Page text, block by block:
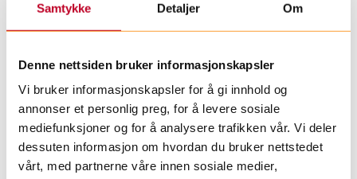
Samtykke Detaljer Om
Denne nettsiden bruker informasjonskapsler
Vi bruker informasjonskapsler for å gi innhold og
annonser et personlig preg, for å levere sosiale
mediefunksjoner og for å analysere trafikken vår. Vi deler
dessuten informasjon om hvordan du bruker nettstedet
vårt, med partnerne våre innen sosiale medier,
Alexander (6), Oscar
Gustav (6) klarte å
samle inn hele 4239
kroner til
Sykehusklovnene
på bare én time –
aktivitetsdag ved
barna som skulle
begynne i første
klasse. Målet med
dagen var å bli
bedre kjent og å